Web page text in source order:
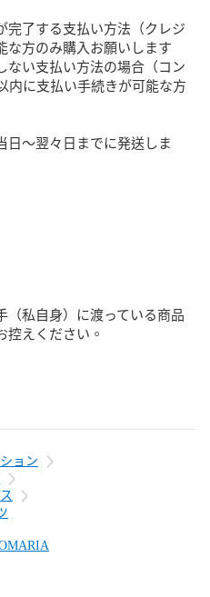
完了する支払い方法（クレジ
な方のみ購入お願いします
ない支払い方法の場合（コン
内に支払い手続きが可能な方
日〜翌々日までに発送しま
私自身）に渡っている商品
控えください。
ョン